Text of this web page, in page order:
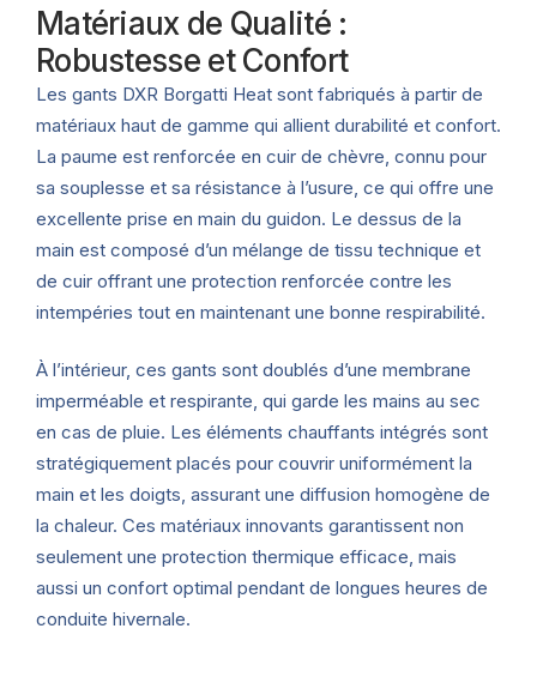
Matériaux de Qualité :
Robustesse et Confort
Les gants DXR Borgatti Heat sont fabriqués à partir de
matériaux haut de gamme qui allient durabilité et confort.
La paume est renforcée en cuir de chèvre, connu pour
sa souplesse et sa résistance à l’usure, ce qui offre une
excellente prise en main du guidon. Le dessus de la
main est composé d’un mélange de tissu technique et
de cuir offrant une protection renforcée contre les
intempéries tout en maintenant une bonne respirabilité.
À l’intérieur, ces gants sont doublés d’une membrane
imperméable et respirante, qui garde les mains au sec
en cas de pluie. Les éléments chauffants intégrés sont
stratégiquement placés pour couvrir uniformément la
main et les doigts, assurant une diffusion homogène de
la chaleur. Ces matériaux innovants garantissent non
seulement une protection thermique efficace, mais
aussi un confort optimal pendant de longues heures de
conduite hivernale.